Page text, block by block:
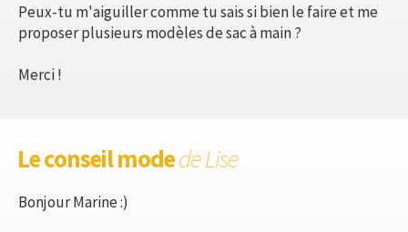
Peux-tu m'aiguiller comme tu sais si bien le faire et me
proposer plusieurs modèles de sac à main ?
Merci !
Le conseil modede Lise
Bonjour Marine :)